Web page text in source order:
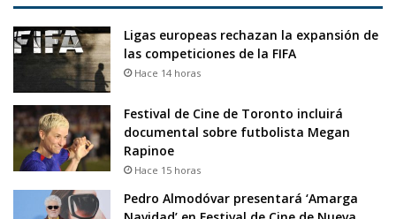
Ligas europeas rechazan la expansión de
las competiciones de la FIFA
Hace 14 horas
Festival de Cine de Toronto incluirá
documental sobre futbolista Megan
Rapinoe
Hace 15 horas
Pedro Almodóvar presentará ‘Amarga